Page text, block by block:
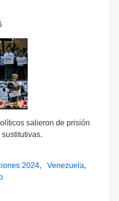
salieron de prisión
2024
Venezuela